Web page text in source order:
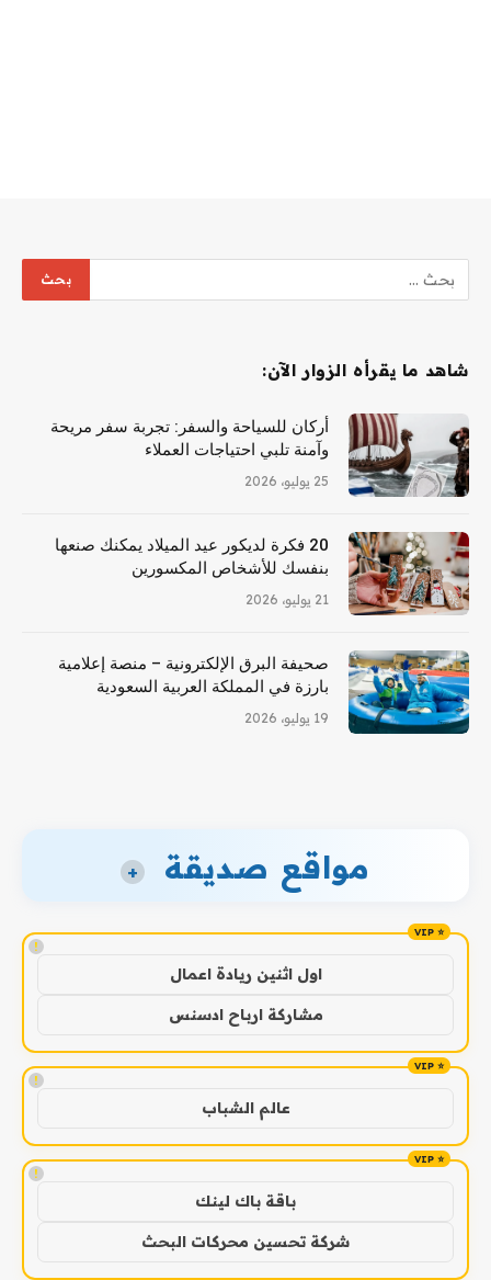
شاهد ما يقرأه الزوار الآن:
أركان للسياحة والسفر: تجربة سفر مريحة
وآمنة تلبي احتياجات العملاء
25 يوليو، 2026
20 فكرة لديكور عيد الميلاد يمكنك صنعها
بنفسك للأشخاص المكسورين
21 يوليو، 2026
صحيفة البرق الإلكترونية – منصة إعلامية
بارزة في المملكة العربية السعودية
19 يوليو، 2026
مواقع صديقة +
!
اول اثنين ريادة اعمال
مشاركة ارباح ادسنس
!
عالم الشباب
!
باقة باك لينك
شركة تحسين محركات البحث